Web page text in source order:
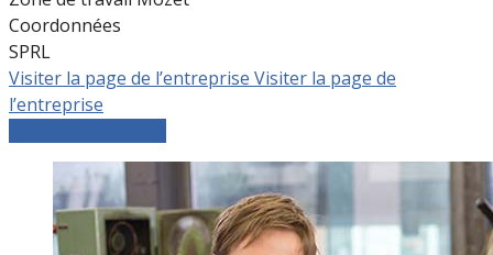
Coordonnées
SPRL
Visiter la page de l’entreprise Visiter la page de
l’entreprise